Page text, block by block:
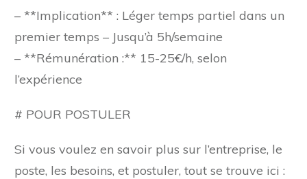
– **Implication** : Léger temps partiel dans un
premier temps – Jusqu’à 5h/semaine
– **Rémunération :** 15-25€/h, selon
l’expérience
# POUR POSTULER
Si vous voulez en savoir plus sur l’entreprise, le
poste, les besoins, et postuler, tout se trouve ici :